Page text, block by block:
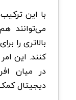
با این
می‌توانند
بالاتری را
کنند. این
در میان
دیجیتال